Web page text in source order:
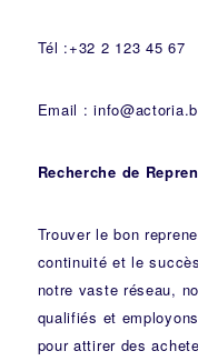
Tél :+32 2 123 45 67
Email :
Recherche de
Trouver le bon
continuité et le
notre vaste réseau,
qualifiés et
pour attirer des